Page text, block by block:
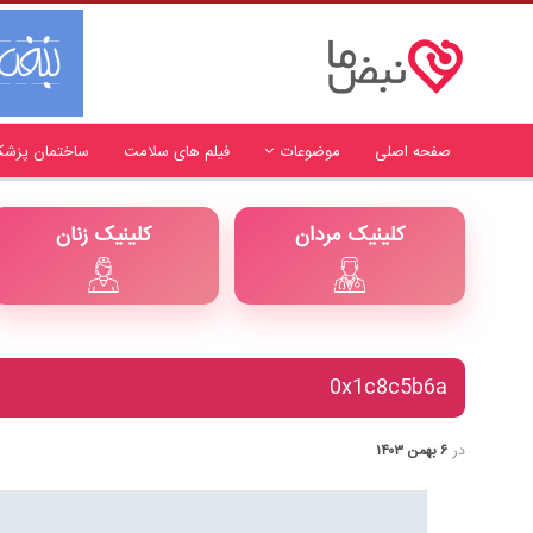
صفحه اصلی موضوعات فیلم های سلامت ساختمان
کلینیک زنان کلینیک مردان
0x1c8c5b6a
در ۶ بهمن ۱۴۰۳